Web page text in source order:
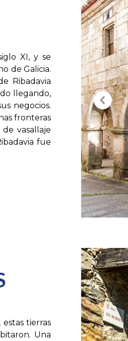
XI, y se
de Galicia.
Ribadavia
llegando,
negocios.
fronteras
vasallaje
fue
tierras
Una